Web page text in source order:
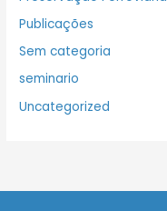
Publicações
Sem categoria
seminario
Uncategorized